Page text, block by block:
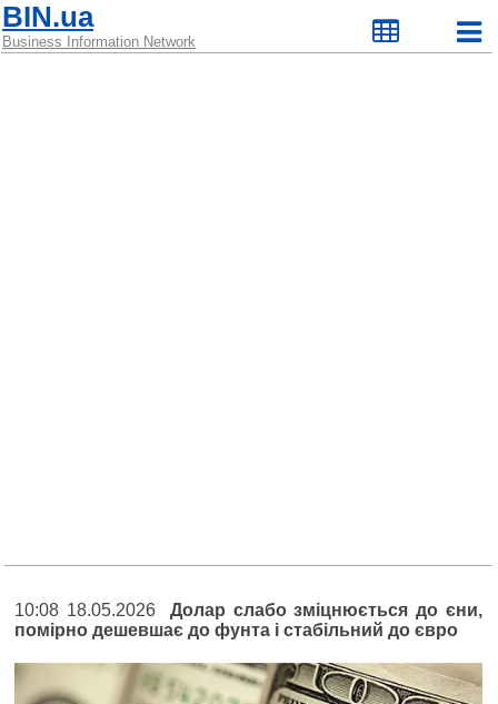
BIN.ua
Business Information Network
10:08 18.05.2026 Долар слабо зміцнюється до єни,
помірно дешевшає до фунта і стабільний до євро